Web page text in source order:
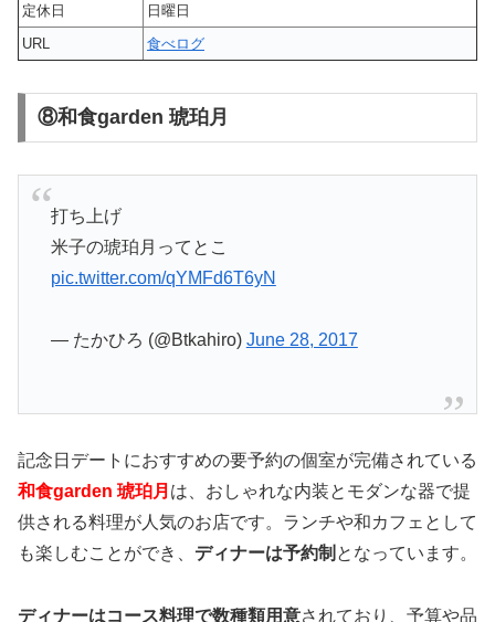
定休日
日曜日
URL
食べログ
⑧和食garden 琥珀月
打ち上げ
米子の琥珀月ってとこ
pic.twitter.com/qYMFd6T6yN
— たかひろ (@Btkahiro) June 28, 2017
記念日デートにおすすめの要予約の個室が完備されている
和食garden 琥珀月 は、おしゃれな内装とモダンな器で提
供される料理が人気のお店です。ランチや和カフェとして
も楽しむことができ、 ディナーは予約制 となっています。
ディナーはコース料理で数種類用意されており、予算や品